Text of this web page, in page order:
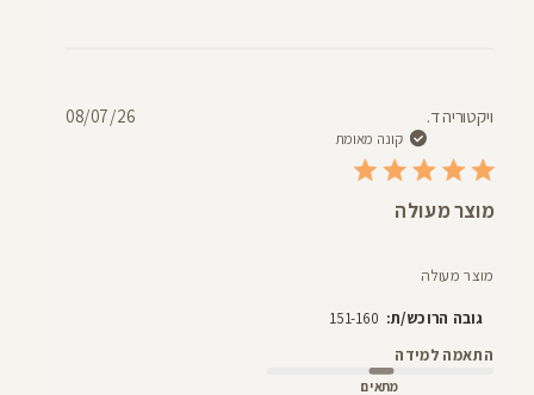
ויקטוריה ד.
קונה מאומת
מוצר מעולה
מוצר מעולה
גובה הרוכש/ת: 151-160
התאמה למידה
מתאים
תאריך08/07/26